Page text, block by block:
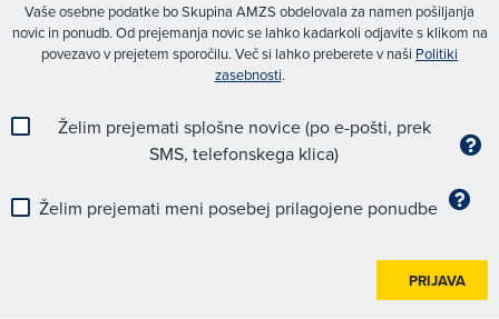
Vaše osebne podatke bo Skupina AMZS obdelovala za namen pošiljanja
novic in ponudb. Od prejemanja novic se lahko kadarkoli odjavite s klikom na
povezavo v prejetem sporočilu. Več si lahko preberete v naši Politiki
zasebnosti.
Želim prejemati splošne novice (po e-pošti, prek
SMS, telefonskega klica)
Želim prejemati meni posebej prilagojene ponudbe
PRIJAVA